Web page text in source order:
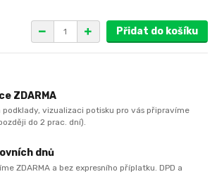
Přidat do košíku
ZDARMA
podklady, vizualizaci potisku pro vás připravíme
do 2 prac. dní).
dnů
ZDARMA a bez expresního příplatku. DPD a